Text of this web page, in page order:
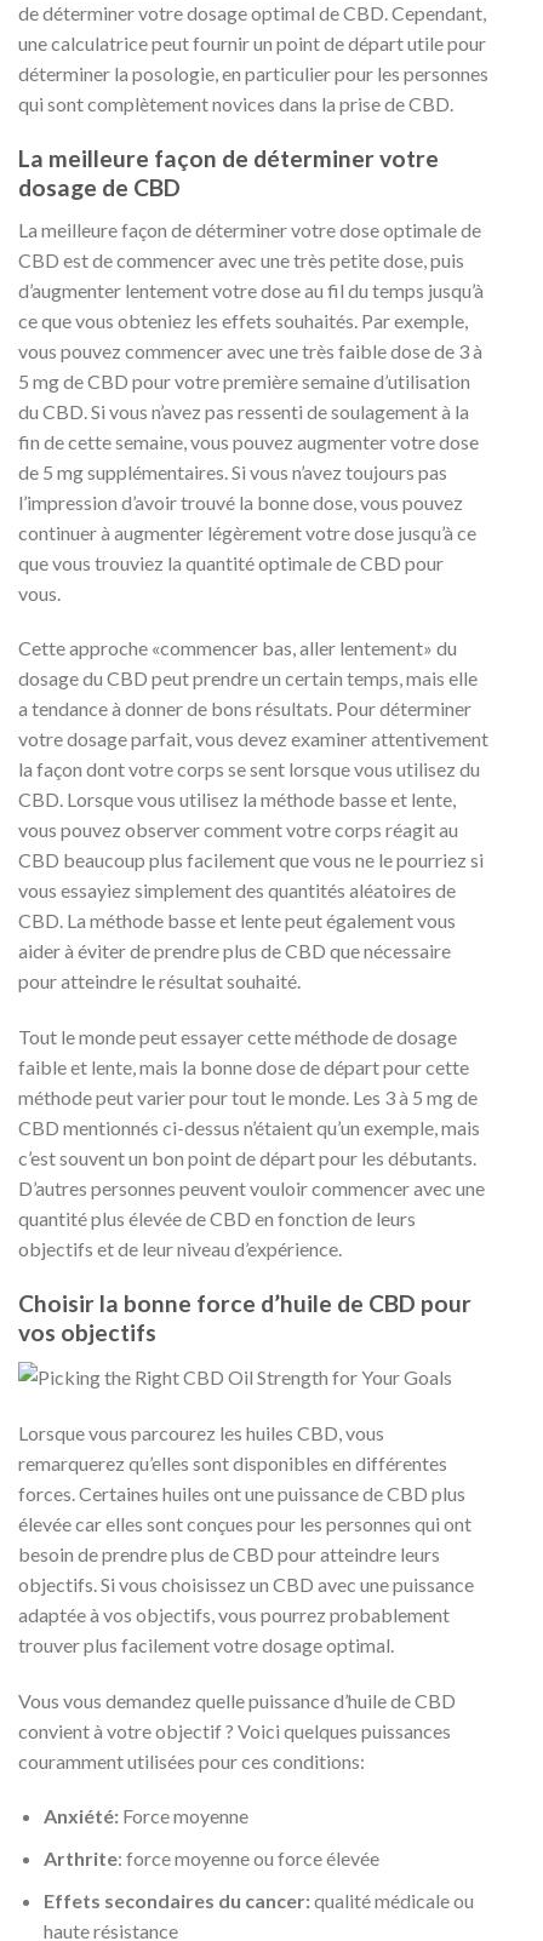
de déterminer votre dosage optimal de CBD. Cependant,
une calculatrice peut fournir un point de départ utile pour
déterminer la posologie, en particulier pour les personnes
qui sont complètement novices dans la prise de CBD.
La meilleure façon de déterminer votre
dosage de CBD
La meilleure façon de déterminer votre dose optimale de
CBD est de commencer avec une très petite dose, puis
d’augmenter lentement votre dose au fil du temps jusqu’à
ce que vous obteniez les effets souhaités. Par exemple,
vous pouvez commencer avec une très faible dose de 3 à
5 mg de CBD pour votre première semaine d’utilisation
du CBD. Si vous n’avez pas ressenti de soulagement à la
fin de cette semaine, vous pouvez augmenter votre dose
de 5 mg supplémentaires. Si vous n’avez toujours pas
l’impression d’avoir trouvé la bonne dose, vous pouvez
continuer à augmenter légèrement votre dose jusqu’à ce
que vous trouviez la quantité optimale de CBD pour
vous.
Cette approche «commencer bas, aller lentement» du
dosage du CBD peut prendre un certain temps, mais elle
a tendance à donner de bons résultats. Pour déterminer
votre dosage parfait, vous devez examiner attentivement
la façon dont votre corps se sent lorsque vous utilisez du
CBD. Lorsque vous utilisez la méthode basse et lente,
vous pouvez observer comment votre corps réagit au
CBD beaucoup plus facilement que vous ne le pourriez si
vous essayiez simplement des quantités aléatoires de
CBD. La méthode basse et lente peut également vous
aider à éviter de prendre plus de CBD que nécessaire
pour atteindre le résultat souhaité.
Tout le monde peut essayer cette méthode de dosage
faible et lente, mais la bonne dose de départ pour cette
méthode peut varier pour tout le monde. Les 3 à 5 mg de
CBD mentionnés ci-dessus n’étaient qu’un exemple, mais
c’est souvent un bon point de départ pour les débutants.
D’autres personnes peuvent vouloir commencer avec une
quantité plus élevée de CBD en fonction de leurs
objectifs et de leur niveau d’expérience.
Choisir la bonne force d’huile de CBD pour
vos objectifs
Lorsque vous parcourez les huiles CBD, vous
remarquerez qu’elles sont disponibles en différentes
forces. Certaines huiles ont une puissance de CBD plus
élevée car elles sont conçues pour les personnes qui ont
besoin de prendre plus de CBD pour atteindre leurs
objectifs. Si vous choisissez un CBD avec une puissance
adaptée à vos objectifs, vous pourrez probablement
trouver plus facilement votre dosage optimal.
Vous vous demandez quelle puissance d’huile de CBD
convient à votre objectif ? Voici quelques puissances
couramment utilisées pour ces conditions:
Anxiété:Force moyenne
Arthrite: force moyenne ou force élevée
Effets secondaires du cancer:qualité médicale ou
haute résistance